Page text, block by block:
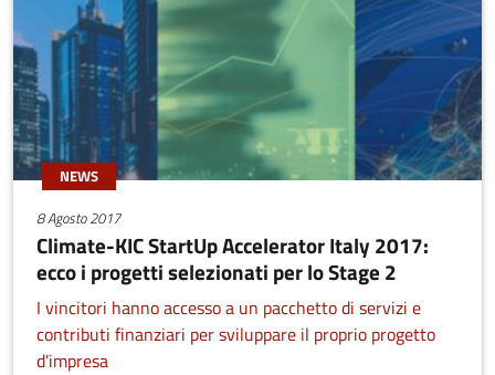
NEWS
8 Agosto 2017
Climate-KIC StartUp Accelerator Italy 2017:
ecco i progetti selezionati per lo Stage 2
I vincitori hanno accesso a un pacchetto di servizi e
contributi finanziari per sviluppare il proprio progetto
d’impresa